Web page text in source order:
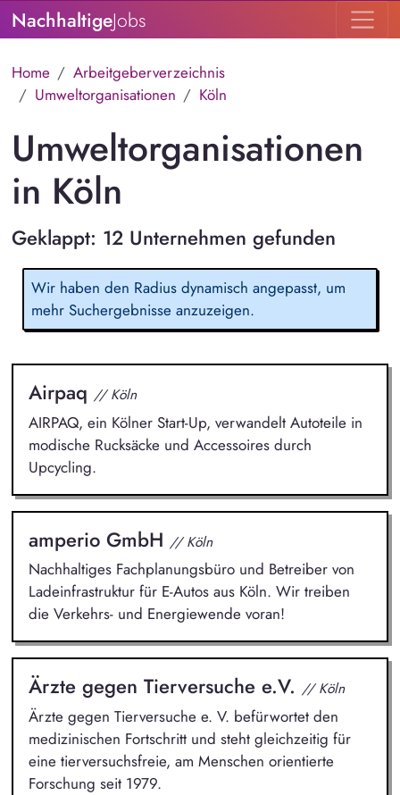
NachhaltigeJobs
Home
Arbeitgeberverzeichnis
Umweltorganisationen
Köln
Umweltorganisationen
in Köln
Geklappt: 12 Unternehmen gefunden
Wir haben den Radius dynamisch angepasst, um
mehr Suchergebnisse anzuzeigen.
Airpaq // Köln
AIRPAQ, ein Kölner Start-Up, verwandelt Autoteile in
modische Rucksäcke und Accessoires durch
Upcycling.
amperio GmbH // Köln
Nachhaltiges Fachplanungsbüro und Betreiber von
Ladeinfrastruktur für E-Autos aus Köln. Wir treiben
die Verkehrs- und Energiewende voran!
Ärzte gegen Tierversuche e.V. // Köln
Ärzte gegen Tierversuche e. V. befürwortet den
medizinischen Fortschritt und steht gleichzeitig für
eine tierversuchsfreie, am Menschen orientierte
Forschung seit 1979.